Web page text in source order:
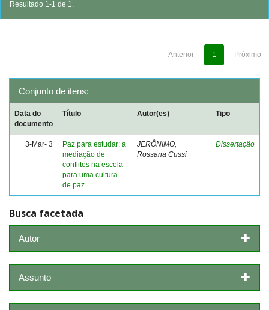
Resultado 1-1 de 1.
Anterior 1 Próximo
Conjunto de itens:
Data do
documento
Título Autor(es) Tipo
3-Mar- 3
Paz para estudar: a
mediação de
conflitos na escola
para uma cultura
de paz
JERÔNIMO,
Rossana Cussi
Dissertação
Busca facetada
Autor
Assunto